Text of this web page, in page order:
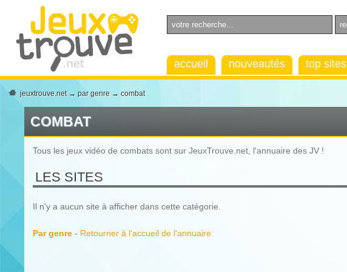
accueil nouveautés top sites
jeuxtrouve.net→ par genre → combat
COMBAT
Tous les jeux vidéo de combats sont sur JeuxTrouve.net, l'annuaire des JV !
LES SITES
Il n'y a aucun site à afficher dans cette catégorie.
Par genre - Retourner à l'accueil de l'annuaire